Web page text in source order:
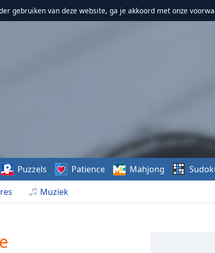
gebruiken van deze website, ga je akkoord met onze
Muziek
Puzzels Patience Mahjong